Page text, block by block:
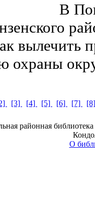
В
вылечить
охраны
[3] [4] [5] [6] [7]
районная
О